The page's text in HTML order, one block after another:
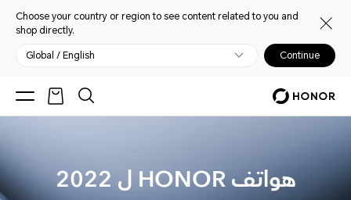
Choose your country or region to see content related to you and
shop directly.
Global / English Continue
هواتف HONOR ل 2022